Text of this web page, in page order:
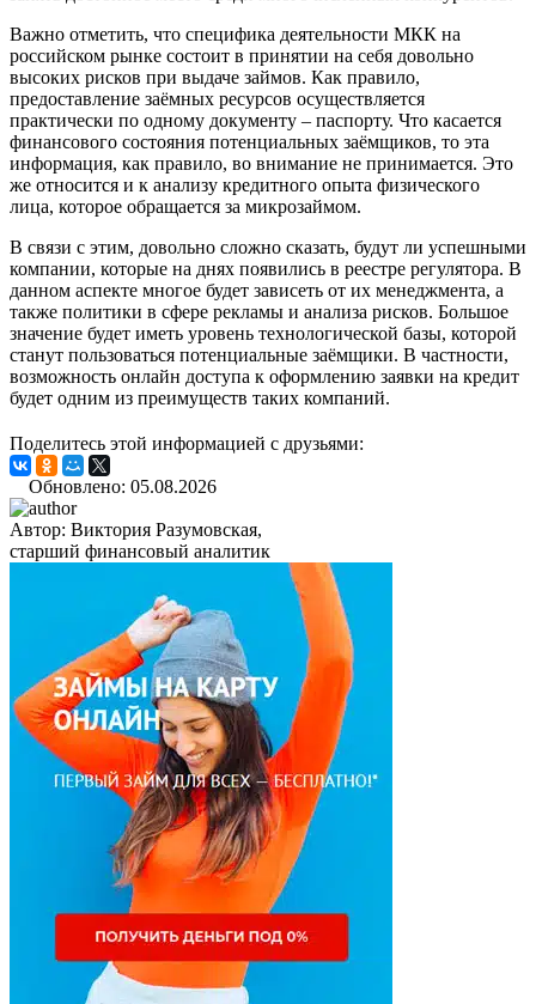
Важно отметить, что специфика деятельности МКК на
российском рынке состоит в принятии на себя довольно
высоких рисков при выдаче займов. Как правило,
предоставление заёмных ресурсов осуществляется
практически по одному документу – паспорту. Что касается
финансового состояния потенциальных заёмщиков, то эта
информация, как правило, во внимание не принимается. Это
же относится и к анализу кредитного опыта физического
лица, которое обращается за микрозаймом.
В связи с этим, довольно сложно сказать, будут ли успешными
компании, которые на днях появились в реестре регулятора. В
данном аспекте многое будет зависеть от их менеджмента, а
также политики в сфере рекламы и анализа рисков. Большое
значение будет иметь уровень технологической базы, которой
станут пользоваться потенциальные заёмщики. В частности,
возможность онлайн доступа к оформлению заявки на кредит
будет одним из преимуществ таких компаний.
Поделитесь этой информацией с друзьями:
Обновлено: 05.08.2026
Автор: Виктория Разумовская,
старший финансовый аналитик